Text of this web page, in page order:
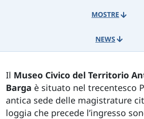
MOSTRE
NEWS
Il Museo Civico del Territorio
Barga è situato nel trecentesco
antica sede delle magistrature
loggia che precede l’ingresso